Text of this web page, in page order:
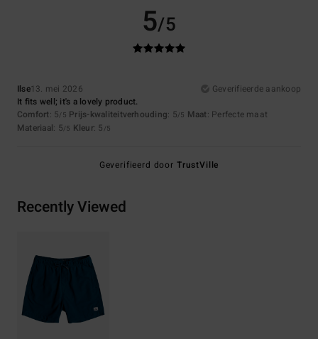
5/5
Ilse13. mei 2026
Geverifieerde aankoop
It fits well; it's a lovely product.
Comfort: 5/5 Prijs-kwaliteitverhouding: 5/5 Maat: Perfecte maat
Materiaal: 5/5 Kleur: 5 /5
Geverifieerd door TrustVille
Recently Viewed